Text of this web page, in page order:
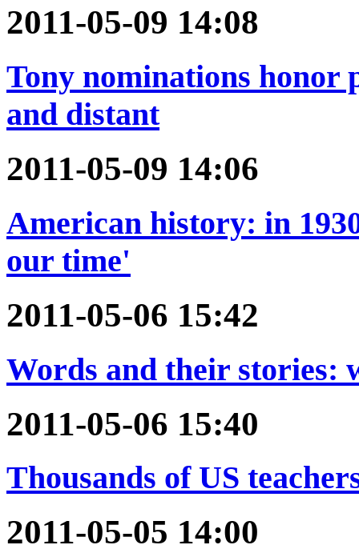
2011-05-09 14:08
Tony nominations honor
and distant
2011-05-09 14:06
American history: in
our time'
2011-05-06 15:42
Words and their stories:
2011-05-06 15:40
Thousands of US
2011-05-05 14:00